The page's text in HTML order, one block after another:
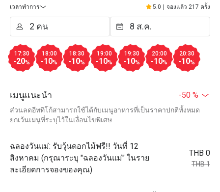
เวลาทำการ
5.0 จองแล้ว 217 ครั้ง
17:30
-20%
18:00
-10%
18:30
-10%
19:00
-10%
19:30
-10%
20:00
-10%
20:30
-10%
เมนูแนะนำ -50 %
ส่วนลดอีททิโก้สามารถใช้ได้กับเมนูอาหารที่เป็นราคาปกติทั้งหมด
ยกเว้นเมนูที่ระบุไว้ในเงื่อนไขพิเศษ
ฉลองวันแม่: รับวุ้นดอกไม้ฟรี!! วันที่ 12
สิงหาคม (กรุณาระบุ "ฉลองวันแม่" ในราย
ละเอียดการจองของคุณ)
THB 0
THB 1